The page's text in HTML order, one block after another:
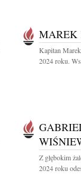
MAREK
Kapitan
2024 roku.
Z głębokim
2024 roku